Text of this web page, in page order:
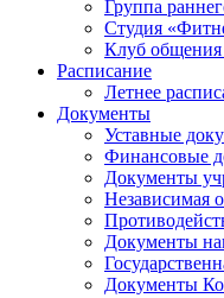
Группа
Cтудия
Клуб
Расписание
Летнее
Документы
Уставные
Финансовые
Документы
Независимая
Документы
Документы